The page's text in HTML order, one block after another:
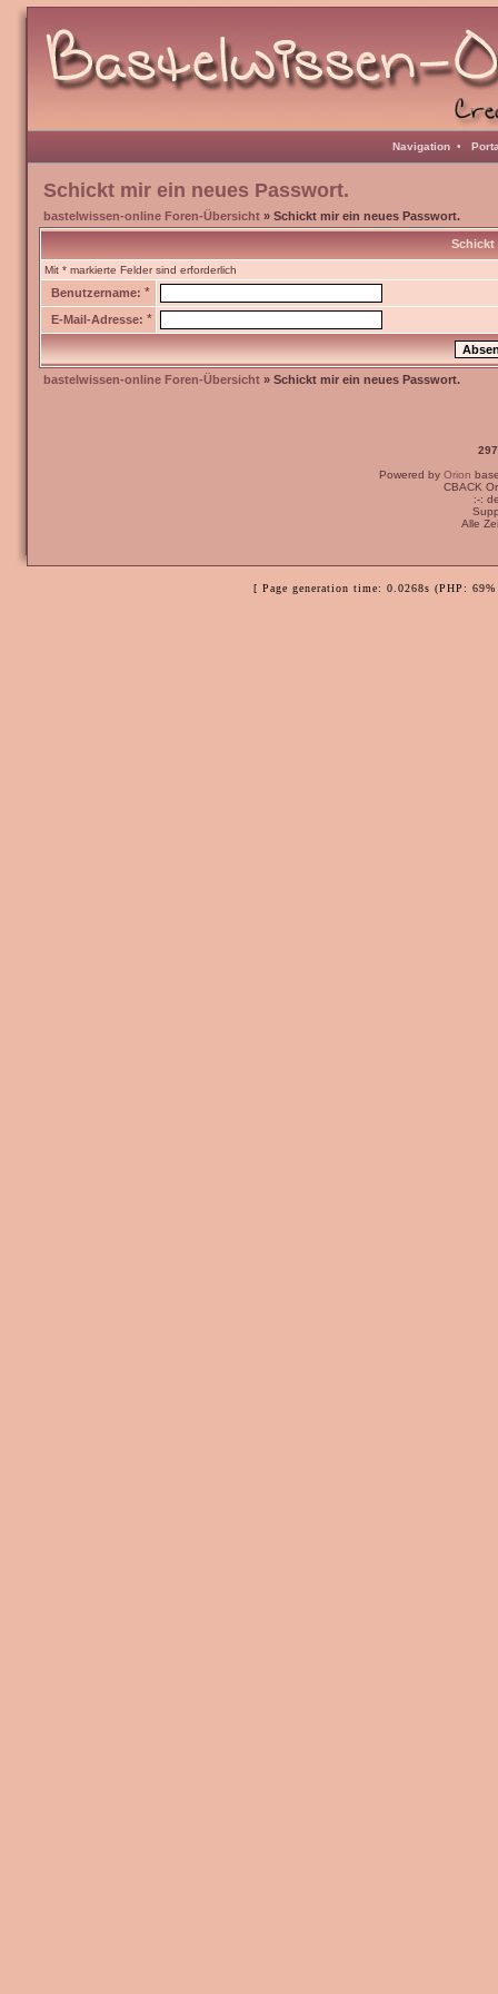
Navigation •
Schickt mir ein neues Passwort.
bastelwissen-online Foren-Übersicht » Schickt mir ein neues Passwort.
Schickt
Mit * markierte Felder sind erforderlich
Benutzername: *
E-Mail-Adresse: *
bastelwissen-online Foren-Übersicht » Schickt mir ein neues Passwort.
Powered by Orion
CBACK
:-:
Alle
[ Page generation time: 0.0268s (PHP: